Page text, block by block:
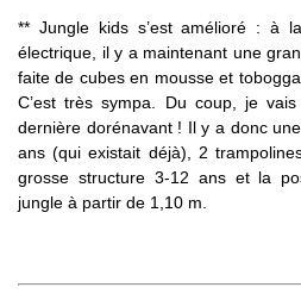
** Jungle kids s’est amélioré : à
électrique, il y a maintenant une
faite de cubes en mousse et
C’est très sympa. Du coup, je
dernière dorénavant ! Il y a donc
ans (qui existait déjà), 2
grosse structure 3-12 ans et la
jungle à partir de 1,10 m.